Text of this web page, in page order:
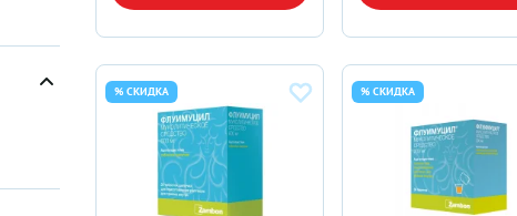
% СКИДКА % СКИДКА